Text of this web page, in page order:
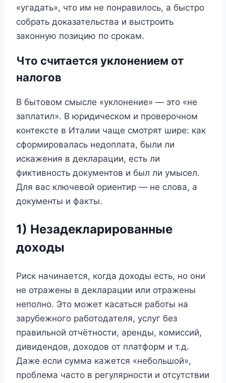
«угадать», что им не понравилось, а быстро
собрать доказательства и выстроить
законную позицию по срокам.
Что считается уклонением от
налогов
В бытовом смысле «уклонение» — это «не
заплатил». В юридическом и проверочном
контексте в Италии чаще смотрят шире: как
сформировалась недоплата, были ли
искажения в декларации, есть ли
фиктивность документов и был ли умысел.
Для вас ключевой ориентир — не слова, а
документы и факты.
1) Незадекларированные
доходы
Риск начинается, когда доходы есть, но они
не отражены в декларации или отражены
неполно. Это может касаться работы на
зарубежного работодателя, услуг без
правильной отчётности, аренды, комиссий,
дивидендов, доходов от платформ и т.д.
Даже если сумма кажется «небольшой»,
проблема часто в регулярности и отсутствии